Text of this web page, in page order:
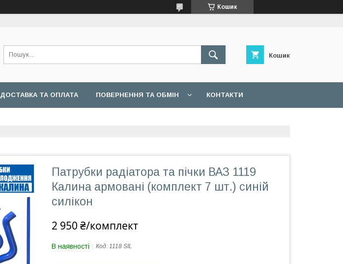
Кошик
Кошик
ДОСТАВКА ТА ОПЛАТА ПОВЕРНЕННЯ ТА ОБМІН КОНТАКТИ
Патрубки радіатора та пічки ВАЗ 1119
Калина армовані (комплект 7 шт.) синій
силікон
2 950 ₴/комплект
В наявності Код: 1118 SIL